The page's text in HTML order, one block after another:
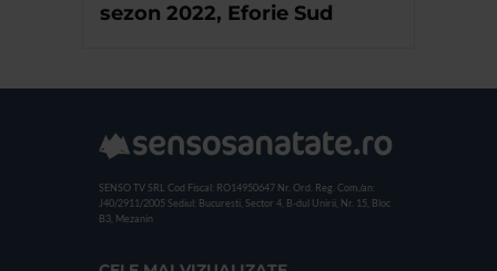
sezon 2022, Eforie Sud
SENSO TV SRL Cod Fiscal: RO14950647 Nr. Ord. Reg. Com./an:
J40/2911/2005 Sediul: Bucuresti, Sector 4, B-dul Unirii, Nr. 15, Bloc
B3, Mezanin